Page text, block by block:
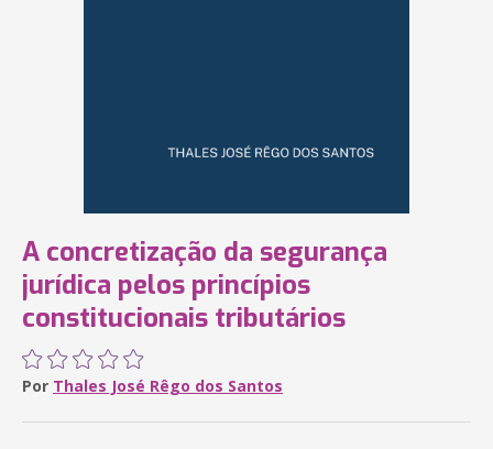
A concretização da segurança
jurídica pelos princípios
constitucionais tributários
Por Thales José Rêgo dos Santos